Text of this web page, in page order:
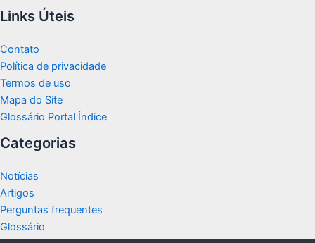
Links Úteis
Contato
Política de privacidade
Termos de uso
Mapa do Site
Glossário Portal Índice
Categorias
Notícias
Artigos
Perguntas frequentes
Glossário